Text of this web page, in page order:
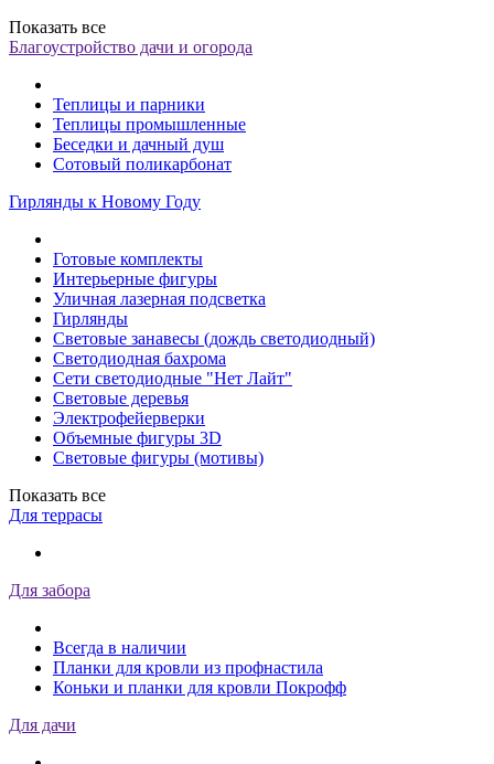
Показать все
Благоустройство дачи и огорода
Теплицы и парники
Теплицы промышленные
Беседки и дачный душ
Сотовый поликарбонат
Гирлянды к Новому Году
Готовые комплекты
Интерьерные фигуры
Уличная лазерная подсветка
Гирлянды
Световые занавесы (дождь светодиодный)
Светодиодная бахрома
Сети светодиодные "Нет Лайт"
Световые деревья
Электрофейерверки
Объемные фигуры 3D
Световые фигуры (мотивы)
Показать все
Для террасы
Для забора
Всегда в наличии
Планки для кровли из профнастила
Коньки и планки для кровли Покрофф
Для дачи